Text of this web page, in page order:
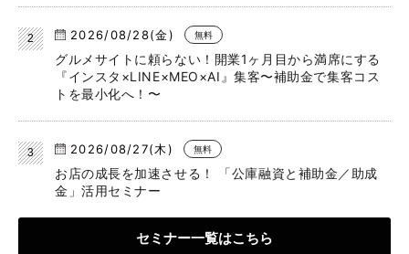
2026/08/28(金) 無料
グルメサイトに頼らない！開業1ヶ月目から満席にする
『インスタ×LINE×MEO×AI』集客〜補助金で集客コス
トを最小化へ！〜
2026/08/27(木) 無料
お店の成長を加速させる！ 「公庫融資と補助金／助成
金」活用セミナー
セミナー一覧はこちら